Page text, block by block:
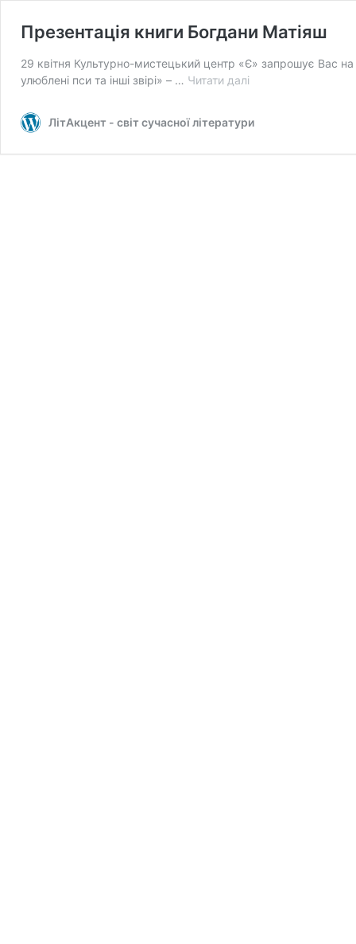
Презентація книги Богдани Матіяш
29 квітня Культурно-мистецький центр «Є» запрошує Вас на
улюблені пси та інші звірі» – … Читати даліПрезентація
Матіяш
ЛітАкцент - світ сучасної літератури